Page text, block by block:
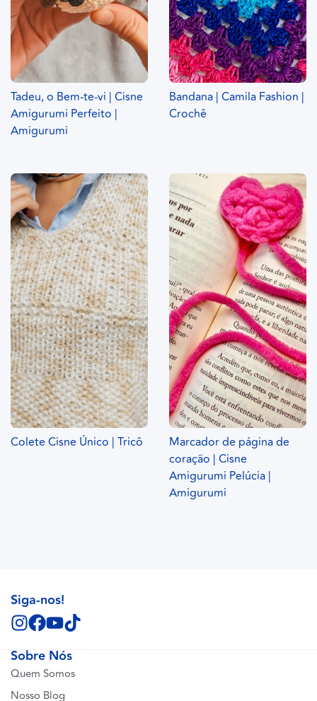
Tadeu, o Bem-te-vi | Cisne
Amigurumi Perfeito |
Amigurumi
Bandana | Camila Fashion |
Crochê
Colete Cisne Único | Tricô
Marcador de página de
coração | Cisne
Amigurumi Pelúcia |
Amigurumi
Sobre Nós
Quem Somos
Nosso Blog
Siga-nos!